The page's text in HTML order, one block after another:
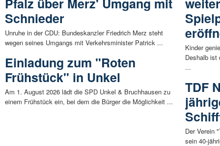
Schnieder
Unruhe in der CDU: Bundeskanzler Friedrich Merz steht
wegen seines Umgangs mit Verkehrsminister Patrick ...
Einladung zum "Roten
Frühstück" in Unkel
Am 1. August 2026 lädt die SPD Unkel & Bruchhausen zu
einem Frühstück ein, bei dem die Bürger die Möglichkeit ...
Kinder
Deshalb ist
...
TDF
Der Verein
sein 40-